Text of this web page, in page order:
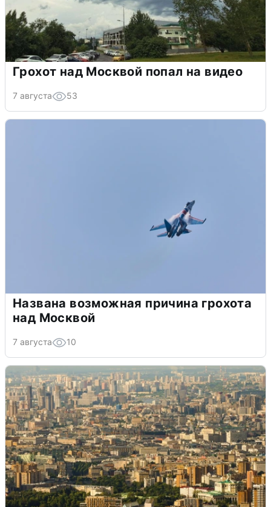
Грохот над Москвой попал на видео
7 августа 53
Названа возможная причина грохота
над Москвой
7 августа 10